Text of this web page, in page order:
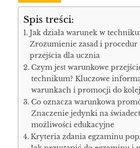
Spis treści:
Jak działa warunek w
Zrozumienie zasad i procedur
przejścia dla ucznia
Czym jest warunkowe
technikum? Kluczowe
warunkach i promocji do
Co oznacza warunkowa
Znaczenie jedynki na
możliwości edukacyjne
Kryteria zdania egzaminu